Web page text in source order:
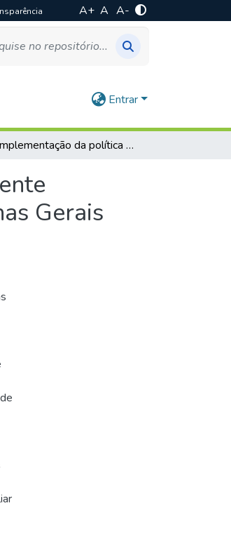
A+ A A-
Entrar
Implementação da política de descentralização do componente especializado da assistência farmacêutica no estado de Minas Gerais
Gerais